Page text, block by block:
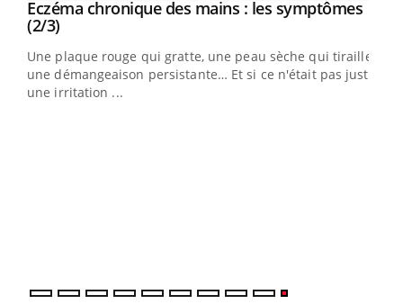
Youtube
Eczéma chronique des mains : les symptômes
(2/3)Youtube
Une plaque rouge qui gratte, une peau sèche qui tiraille,
une démangeaison persistante… Et si ce n'était pas juste
une irritation ...